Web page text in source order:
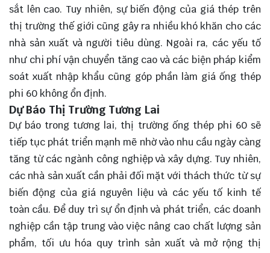
sắt lên cao. Tuy nhiên, sự biến động của giá thép trên
thị trường thế giới cũng gây ra nhiều khó khăn cho các
nhà sản xuất và người tiêu dùng. Ngoài ra, các yếu tố
như chi phí vận chuyển tăng cao và các biện pháp kiểm
soát xuất nhập khẩu cũng góp phần làm giá ống thép
phi 60 không ổn định.
Dự Báo Thị Trường Tương Lai
Dự báo trong tương lai, thị trường ống thép phi 60 sẽ
tiếp tục phát triển mạnh mẽ nhờ vào nhu cầu ngày càng
tăng từ các ngành công nghiệp và xây dựng. Tuy nhiên,
các nhà sản xuất cần phải đối mặt với thách thức từ sự
biến động của giá nguyên liệu và các yếu tố kinh tế
toàn cầu. Để duy trì sự ổn định và phát triển, các doanh
nghiệp cần tập trung vào việc nâng cao chất lượng sản
phẩm, tối ưu hóa quy trình sản xuất và mở rộng thị